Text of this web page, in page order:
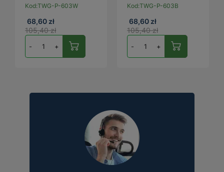
Kod:TWG-P-603W
105,40 zł
68,60 zł
- +
Kod:TWG-P-603B
105,40 zł
68,60 zł
- +